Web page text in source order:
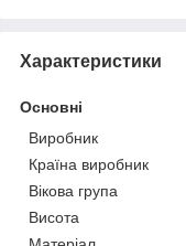
Характеристики
Основні
Виробник
Країна виробник
Вікова група
Висота